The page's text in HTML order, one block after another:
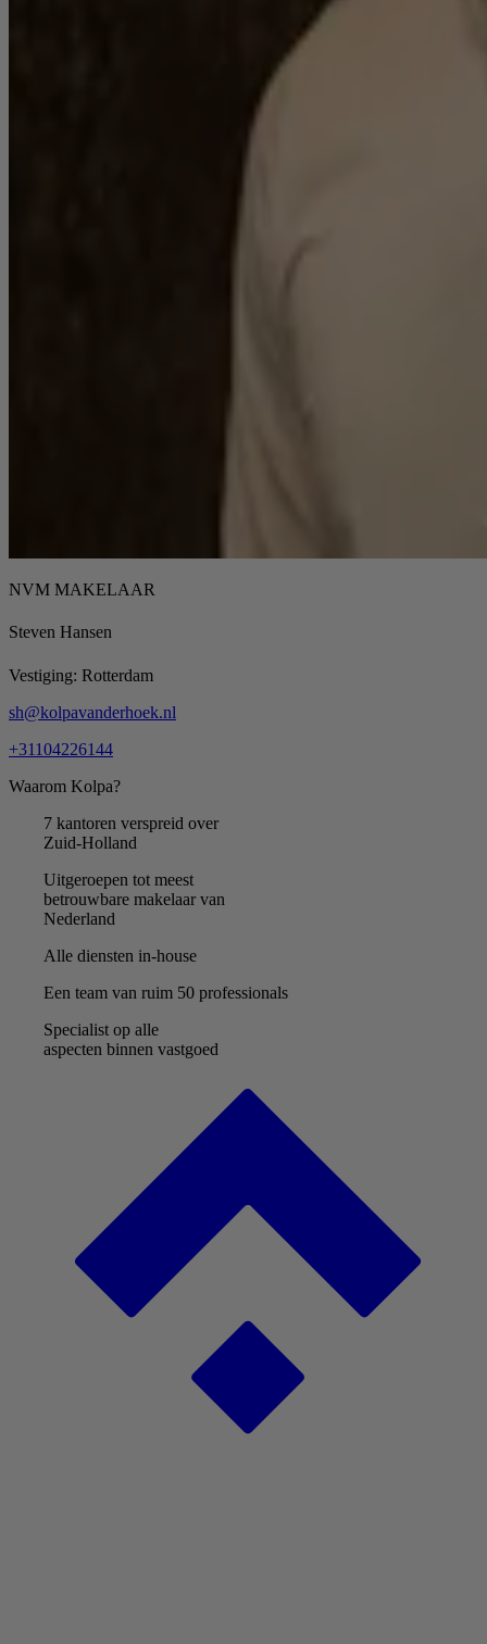
NVM MAKELAAR
Steven Hansen
Vestiging: Rotterdam
sh@kolpavanderhoek.nl
+31104226144
Waarom Kolpa?
7 kantoren verspreid over
Zuid-Holland
Uitgeroepen tot meest
betrouwbare makelaar van
Nederland
Alle diensten in-house
Een team van ruim 50 professionals
Specialist op alle
aspecten binnen vastgoed